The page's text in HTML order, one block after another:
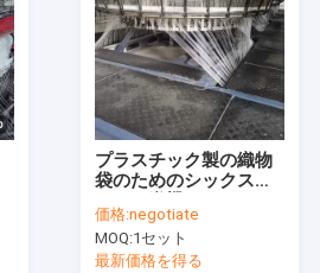
プラスチック製の織物
袋のためのシックスシ
価格:negotiate
MOQ:1セット
最新価格を得る